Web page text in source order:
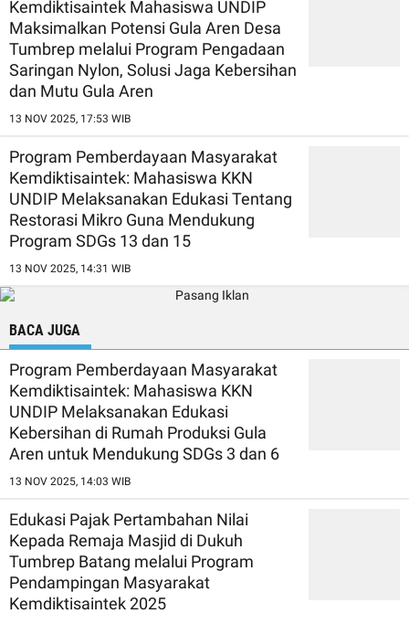
Kemdiktisaintek Mahasiswa UNDIP
Maksimalkan Potensi Gula Aren Desa
Tumbrep melalui Program Pengadaan
Saringan Nylon, Solusi Jaga Kebersihan
dan Mutu Gula Aren
13 NOV 2025, 17:53 WIB
Program Pemberdayaan Masyarakat
Kemdiktisaintek: Mahasiswa KKN
UNDIP Melaksanakan Edukasi Tentang
Restorasi Mikro Guna Mendukung
Program SDGs 13 dan 15
13 NOV 2025, 14:31 WIB
BACA JUGA
Program Pemberdayaan Masyarakat
Kemdiktisaintek: Mahasiswa KKN
UNDIP Melaksanakan Edukasi
Kebersihan di Rumah Produksi Gula
Aren untuk Mendukung SDGs 3 dan 6
13 NOV 2025, 14:03 WIB
Edukasi Pajak Pertambahan Nilai
Kepada Remaja Masjid di Dukuh
Tumbrep Batang melalui Program
Pendampingan Masyarakat
Kemdiktisaintek 2025